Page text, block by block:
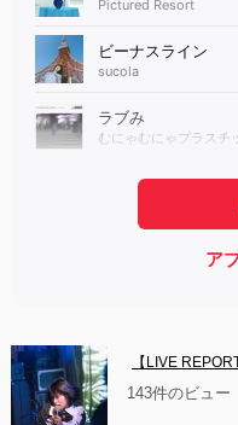
【LIVE
143件のビュー